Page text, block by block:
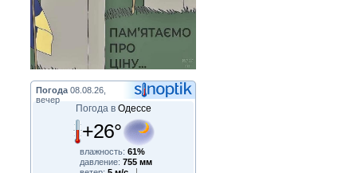
Погода 08.08.26,
вечер
Погода в Одессе
+26°
влажность: 61%
давление: 755 мм